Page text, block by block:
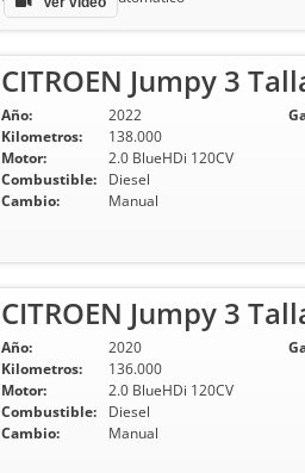
CITROEN Jumpy 3
Año:
2022
Kilometros:
138.000
Motor:
2.0 BlueHDi 120CV
Combustible:
Diesel
Cambio:
Manual
CITROEN Jumpy 3
Año:
2020
Kilometros:
136.000
Motor:
2.0 BlueHDi 120CV
Combustible:
Diesel
Cambio:
Manual